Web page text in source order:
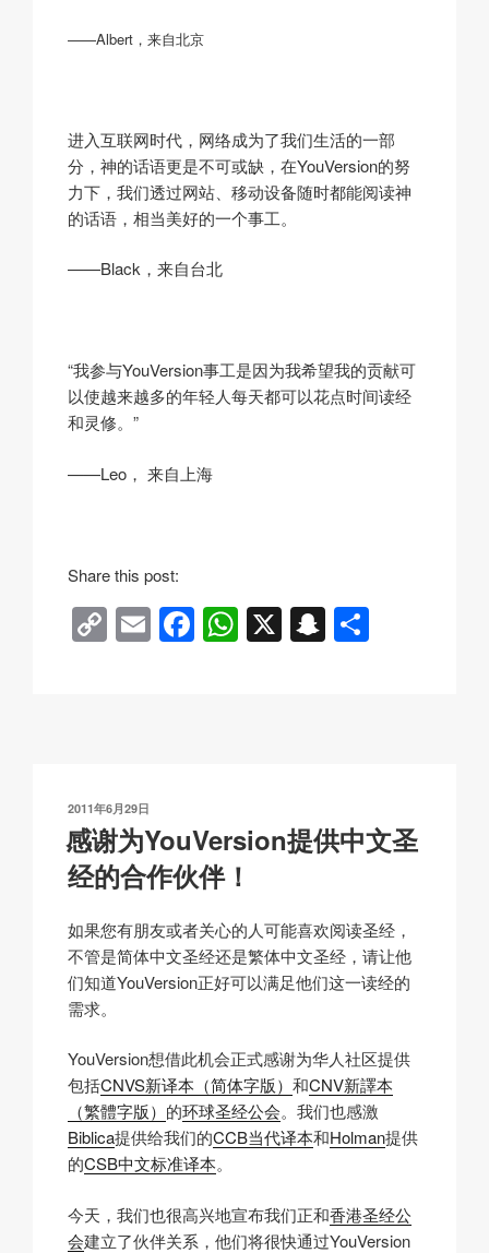
——Albert，来自北京
进入互联网时代，网络成为了我们生活的一部
分，神的话语更是不可或缺，在YouVersion的努
力下，我们透过网站、移动设备随时都能阅读神
的话语，相当美好的一个事工。
——Black，来自台北
“我参与YouVersion事工是因为我希望我的贡献可
以使越来越多的年轻人每天都可以花点时间读经
和灵修。”
——Leo， 来自上海
iShare this post:
C
o
n
k
E
m
F
a
o
k
W
h
p
X S
n
at
发
于
2011年6月29日
感谢为YouVersion提供中文圣
经的合作伙伴！
如果您有朋友或者关心的人可能喜欢阅读圣经，
不管是简体中文圣经还是繁体中文圣经，请让他
们知道YouVersion正好可以满足他们这一读经的
需求。
YouVersion想借此机会正式感谢为华人社区提供
包括CNVS新译本（简体字版） 和CNV新譯本
（繁體字版） 的环球圣经公会。我们也感激
Biblica提供给我们的CCB当代译本和Holman提供
的CSB中文标准译本。
今天，我们也很高兴地宣布我们正和香港圣经公
会建立了伙伴关系，他们将很快通过YouVersion